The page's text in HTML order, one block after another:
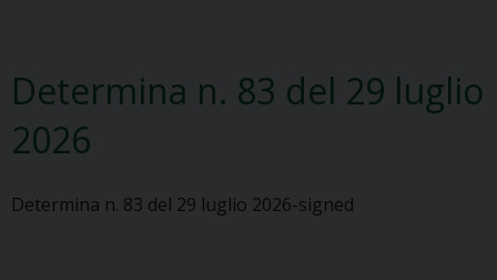
Determina n. 83 del 29 luglio
2026
Determina n. 83 del 29 luglio 2026-signed